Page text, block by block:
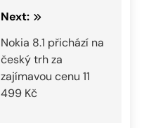
Next:
Nokia 8.1 přichází na
český trh za
zajímavou cenu 11
499 Kč